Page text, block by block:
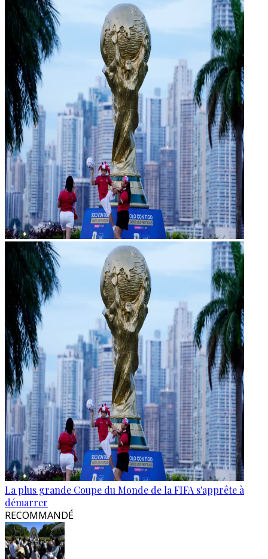
La plus grande Coupe du Monde de la FIFA s'apprête à
démarrer
RECOMMANDÉ